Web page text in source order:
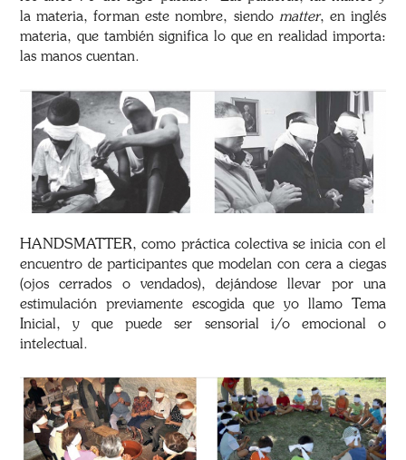
la materia, forman este nombre, siendo matter, en inglés
materia, que también significa lo que en realidad importa:
las manos cuentan.
HANDSMATTER, como práctica colectiva se inicia con el
encuentro de participantes que modelan con cera a ciegas
(ojos cerrados o vendados), dejándose llevar por una
estimulación previamente escogida que yo llamo Tema
Inicial, y que puede ser sensorial i/o emocional o
intelectual.